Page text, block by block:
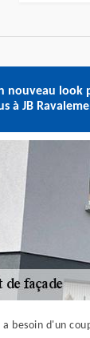
nouveau look
à JB
besoin d'un